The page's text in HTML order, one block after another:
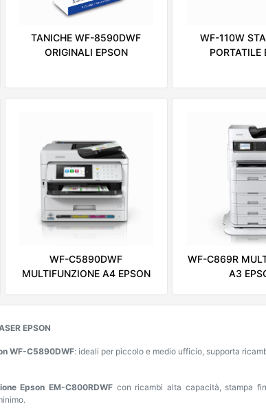
TANICHE WF-8590DWF
ORIGINALI EPSON
WF-110W
PORTATILE
WF-C5890DWF
MULTIFUNZIONE A4 EPSON
WF-C869R
A3
EPSON
WF-C5890DWF: ideali per piccolo e medio ufficio, supporta
Epson EM-C800RDWFcon ricambi alta capacità, stampa